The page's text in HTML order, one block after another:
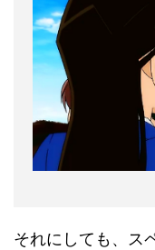
それにしても、ス